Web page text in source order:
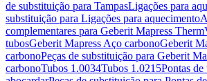
de substituição para TampasLigações para
substituição para Ligações para aquecimento
complementares para Geberit Mapress Therm
tubosGeberit Mapress Aço carbonoGeberit
carbonoPeças de substituição para Geberit
carbonoTubos 1.0034Tubos 1.0215Pontas de